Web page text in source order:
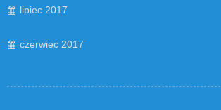
lipiec 2017
czerwiec 2017